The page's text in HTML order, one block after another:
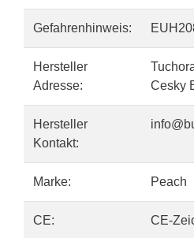
Gefahrenhinweis:
Hersteller
Adresse:
Cesky
Hersteller
Kontakt:
Marke: Peach
CE: CE-